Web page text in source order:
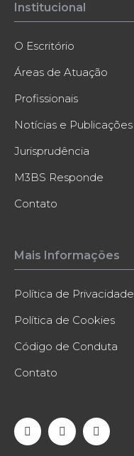
Institucional
O Escritório
Áreas de Atuação
Profissionais
Notícias e Publicações
Jurisprudência
M3BS Responde
Contato
Mais Informações
Política de Privacidade
Política de Cookies
Código de Conduta
Contato